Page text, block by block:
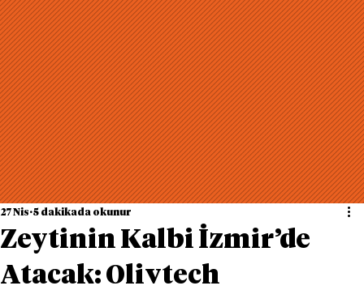
Zeytinin Kalbi İzmir’de
Atacak: Olivtech
27 Nis 5 dakikada okunur